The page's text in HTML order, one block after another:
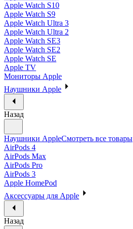
Apple Watch S10
Apple Watch S9
Apple Watch Ultra 3
Apple Watch Ultra 2
Apple Watch SE3
Apple Watch SE2
Apple Watch SE
Apple TV
Мониторы Apple
Наушники Apple
Назад
Наушники AppleСмотреть все товары
AirPods 4
AirPods Max
AirPods Pro
AirPods 3
Apple HomePod
Аксессуары для Apple
Назад